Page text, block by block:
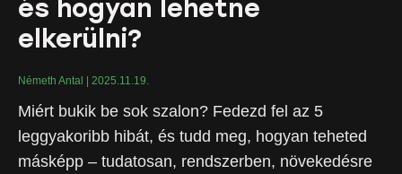
és hogyan lehetne
elkerülni?
Németh Antal 2025.11.19.
Miért bukik be sok szalon? Fedezd fel az 5
leggyakoribb hibát, és tudd meg, hogyan teheted
másképp – tudatosan, rendszerben, növekedésre